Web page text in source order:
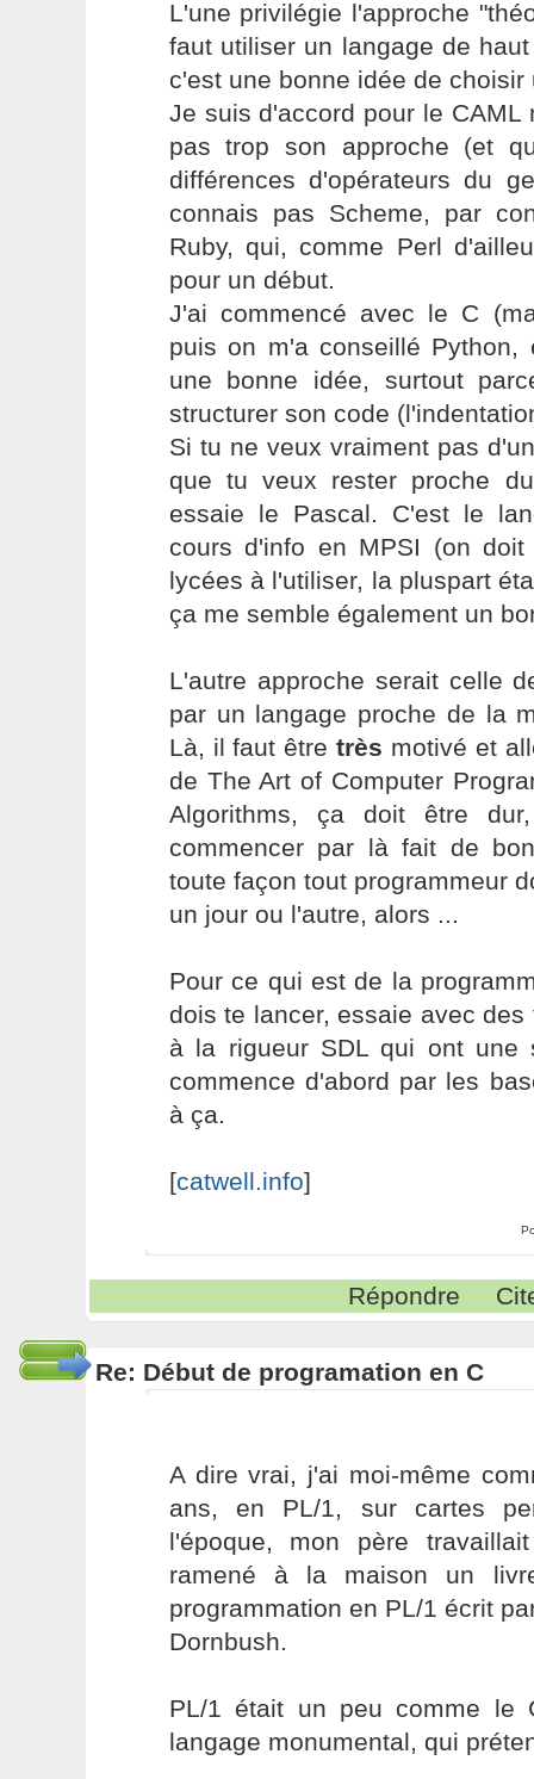
L'une privilégie l'approche
faut utiliser un langage de
c'est une bonne idée de
Je suis d'accord pour le CAML
pas trop son approche (et
différences d'opérateurs du
connais pas Scheme, par
Ruby, qui, comme Perl
pour un début.
J'ai commencé avec le C
puis on m'a conseillé
une bonne idée, surtout
structurer son code
Si tu ne veux vraiment pas
que tu veux rester proche
essaie le Pascal. C'est le
cours d'info en MPSI (on
lycées à l'utiliser, la pluspart
ça me semble également un
L'autre approche serait celle
par un langage proche de la
Là, il faut êtretrès motivé et
de The Art of Computer
Algorithms, ça doit être
commencer par là fait de
toute façon tout programmeur
un jour ou l'autre, alors ...
Pour ce qui est de la
dois te lancer, essaie avec
à la rigueur SDL qui ont une
commence d'abord par les
à ça.
[catwell.info]
Répondre
Re: Début de programation en C
A dire vrai, j'ai moi-même
ans, en PL/1, sur cartes
l'époque, mon père
ramené à la maison un
programmation en PL/1 écrit
Dornbush.
PL/1 était un peu comme le
langage monumental, qui